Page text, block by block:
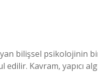
bilişsel psikolojinin
Kavram, yapıcı